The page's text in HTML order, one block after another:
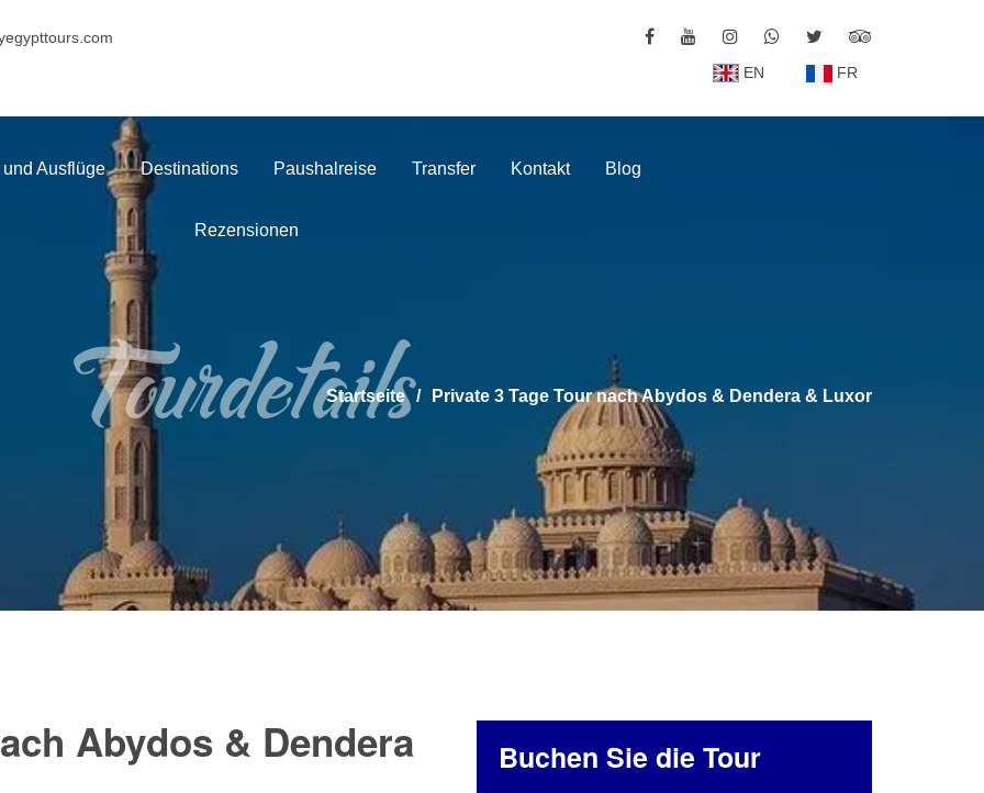
EN
FR
Ausflüge Destinations Paushalreise Transfer Kontakt Blog
Rezensionen
Tourdetails
Startseite Private 3 Tage Tour nach Abydos & Dendera & Luxor
Abydos & Dendera Buchen Sie die Tour